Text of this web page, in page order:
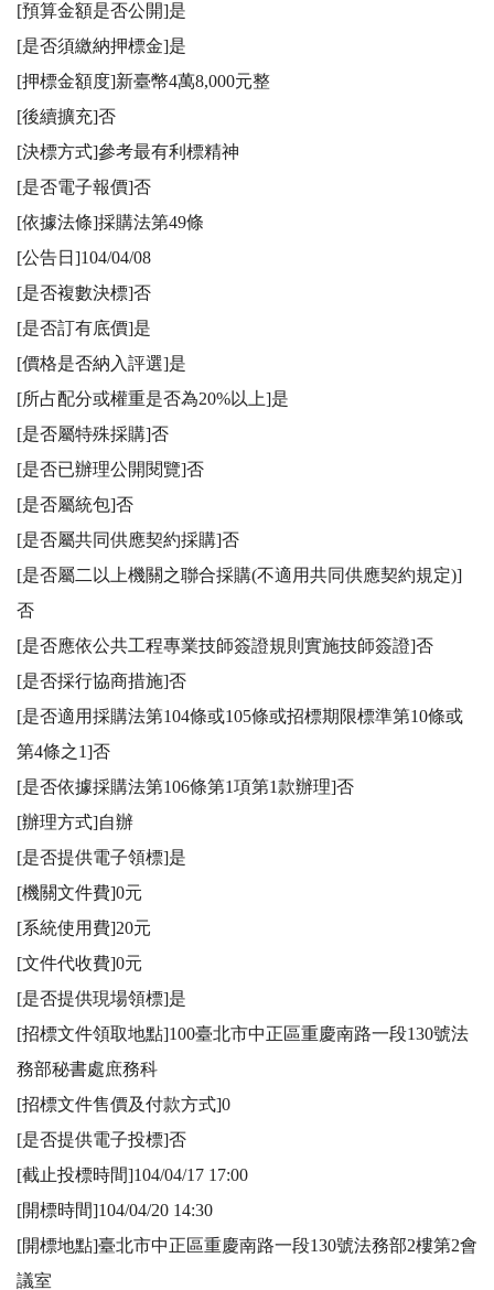
[預算金額是否公開]是
[是否須繳納押標金]是
[押標金額度]新臺幣4萬8,000元整
[後續擴充]否
[決標方式]參考最有利標精神
[是否電子報價]否
[依據法條]採購法第49條
[公告日]104/04/08
[是否複數決標]否
[是否訂有底價]是
[價格是否納入評選]是
[所占配分或權重是否為20%以上]是
[是否屬特殊採購]否
[是否已辦理公開閱覽]否
[是否屬統包]否
[是否屬共同供應契約採購]否
[是否屬二以上機關之聯合採購(不適用共同供應契約規定)]
否
[是否應依公共工程專業技師簽證規則實施技師簽證]否
[是否採行協商措施]否
[是否適用採購法第104條或105條或招標期限標準第10條或
第4條之1]否
[是否依據採購法第106條第1項第1款辦理]否
[辦理方式]自辦
[是否提供電子領標]是
[機關文件費]0元
[系統使用費]20元
[文件代收費]0元
[是否提供現場領標]是
[招標文件領取地點]100臺北市中正區重慶南路一段130號法
務部秘書處庶務科
[招標文件售價及付款方式]0
[是否提供電子投標]否
[截止投標時間]104/04/17 17:00
[開標時間]104/04/20 14:30
[開標地點]臺北市中正區重慶南路一段130號法務部2樓第2會
議室